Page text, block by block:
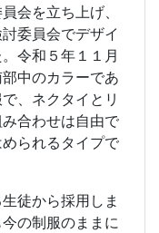
会を立ち上げ、
委員会でデザイ
令和５年１１月
中のカラーであ
、ネクタイとリ
合わせは自由で
られるタイプで
徒から採用しま
の制服のままに